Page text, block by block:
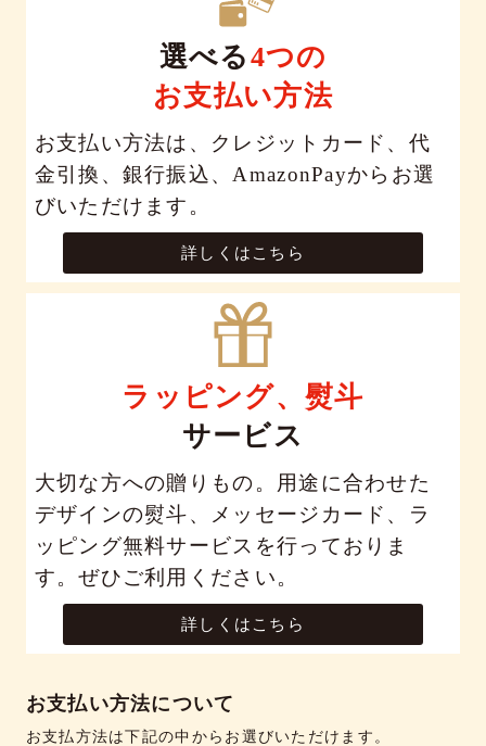
選べる4つの
お支払い方法
お支払い方法は、クレジットカード、代
金引換、銀行振込、AmazonPayからお選
びいただけます。
詳しくはこちら
ラッピング、熨斗
サービス
大切な方への贈りもの。用途に合わせた
デザインの熨斗、メッセージカード、ラ
ッピング無料サービスを行っておりま
す。ぜひご利用ください。
詳しくはこちら
お支払い方法について
お支払方法は下記の中からお選びいただけます。